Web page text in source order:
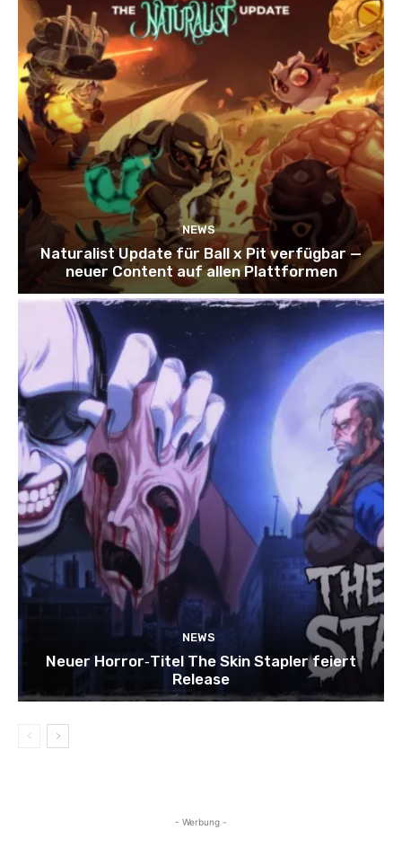
NEWS
Naturalist Update für Ball x Pit verfügbar —
neuer Content auf allen Plattformen
NEWS
Neuer Horror‑Titel The Skin Stapler feiert
Release
- Werbung -